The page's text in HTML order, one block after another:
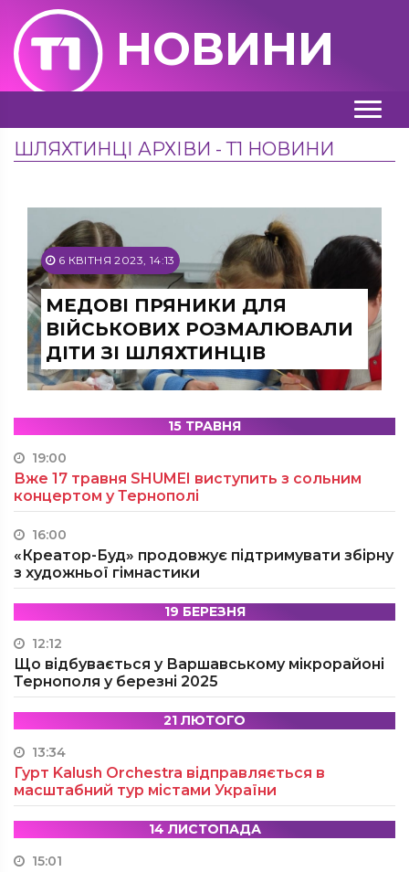
НОВИНИ
ШЛЯХТИНЦІ АРХІВИ - Т1 НОВИНИ
6 КВІТНЯ 2023, 14:13
МЕДОВІ ПРЯНИКИ ДЛЯ
ВІЙСЬКОВИХ РОЗМАЛЮВАЛИ
ДІТИ ЗІ ШЛЯХТИНЦІВ
15 ТРАВНЯ
19:00
Вже 17 травня SHUMEI виступить з сольним
концертом у Тернополі
16:00
«Креатор-Буд» продовжує підтримувати збірну
з художньої гімнастики
19 БЕРЕЗНЯ
12:12
Що відбувається у Варшавському мікрорайоні
Тернополя у березні 2025
21 ЛЮТОГО
13:34
Гурт Kalush Orchestra відправляється в
масштабний тур містами України
14 ЛИСТОПАДА
15:01